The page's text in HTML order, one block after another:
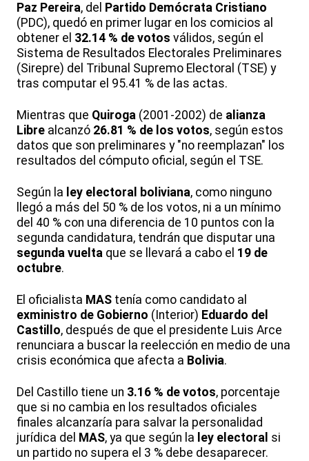
Paz Pereira, del Partido Demócrata Cristiano
(PDC), quedó en primer lugar en los comicios al
obtener el 32.14 % de votos válidos, según el
Sistema de Resultados Electorales Preliminares
(Sirepre) del Tribunal Supremo Electoral (TSE) y
tras computar el 95.41 % de las actas.
Mientras que Quiroga (2001-2002) de alianza
Libre alcanzó 26.81 % de los votos, según estos
datos que son preliminares y "no reemplazan" los
resultados del cómputo oficial, según el TSE.
Según la ley electoral boliviana, como ninguno
llegó a más del 50 % de los votos, ni a un mínimo
del 40 % con una diferencia de 10 puntos con la
segunda candidatura, tendrán que disputar una
segunda vuelta que se llevará a cabo el 19 de
octubre.
El oficialista MAS tenía como candidato al
exministro de Gobierno (Interior) Eduardo del
Castillo, después de que el presidente Luis Arce
renunciara a buscar la reelección en medio de una
crisis económica que afecta a Bolivia.
Del Castillo tiene un 3.16 % de votos, porcentaje
que si no cambia en los resultados oficiales
finales alcanzaría para salvar la personalidad
jurídica del MAS, ya que según la ley electoral si
un partido no supera el 3 % debe desaparecer.